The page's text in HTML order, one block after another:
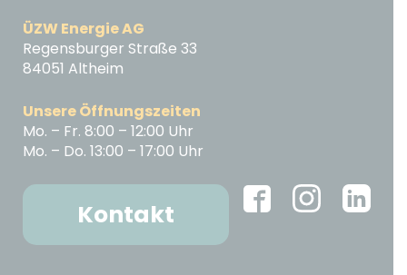
ÜZW Energie AG
Regensburger Straße 33
84051 Altheim
Unsere Öffnungszeiten
Mo. – Fr. 8:00 – 12:00 Uhr
Mo. – Do. 13:00 – 17:00 Uhr
Kontakt